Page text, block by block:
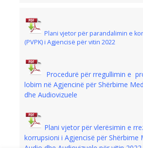
Plani vjetor për parandalimin e
(PVPK) i Agjencisë për vitin 2022
Procedurë për rregullimin e
lobim në Agjencinë për Shërbime
dhe Audiovizuele
Plani vjetor për vlerësimin e
korrupsioni i Agjencisë për Shërbime